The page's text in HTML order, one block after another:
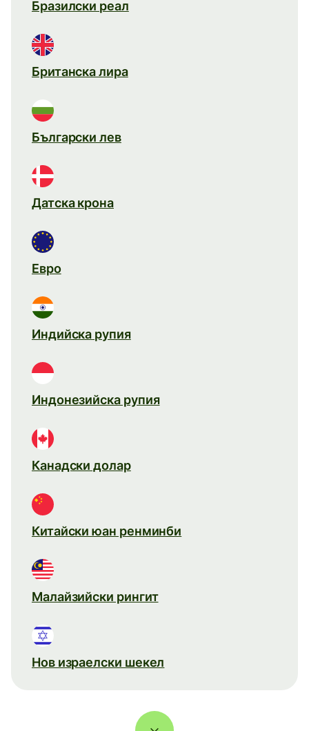
Бразилски реал
Британска лира
Български лев
Датска крона
Евро
Индийска рупия
Индонезийска рупия
Канадски долар
Китайски юан ренминби
Малайзийски рингит
Нов израелски шекел